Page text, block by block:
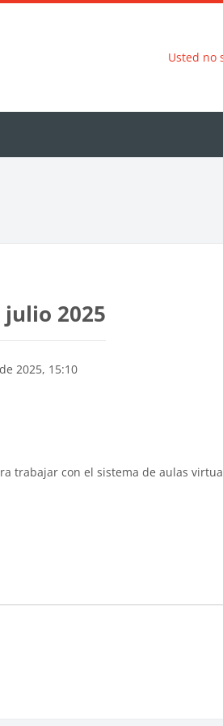
Usted no
julio 2025
trabajar con el sistema de aulas
2025, 15:10